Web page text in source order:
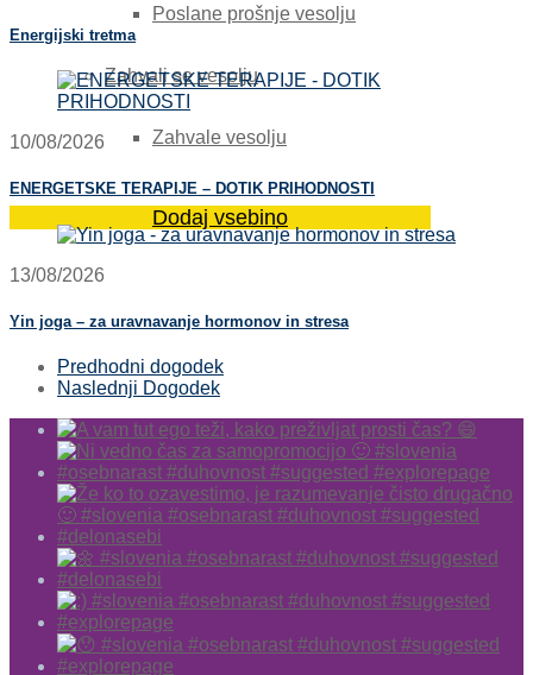
Poslane prošnje vesolju
Zahvali se vesolju
Zahvale vesolju
Dodaj vsebino
Energijski tretma
10/08/2026
ENERGETSKE TERAPIJE – DOTIK PRIHODNOSTI
13/08/2026
Yin joga – za uravnavanje hormonov in stresa
Predhodni dogodek
Naslednji Dogodek